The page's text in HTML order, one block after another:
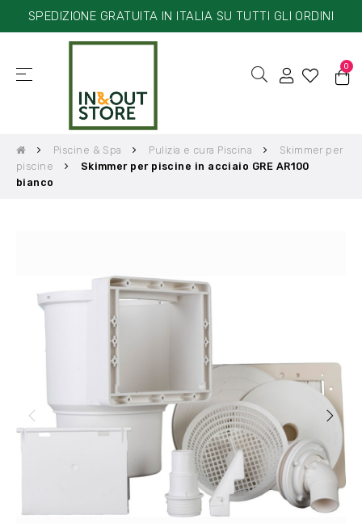
SPEDIZIONE GRATUITA IN ITALIA SU TUTTI GLI ORDINI
navigazione
☰ 0
Piscine & Spa Pulizia e cura Piscina
Skimmer per
piscine
Skimmer per piscine in acciaio GRE AR100
bianco